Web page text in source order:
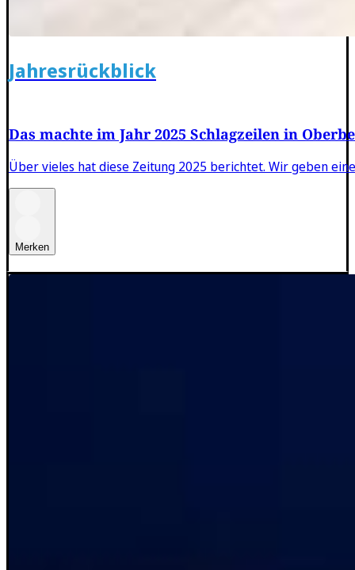
Jahresrückblick
Das machte im Jahr 2025 Schlagzeilen in
Über vieles hat diese Zeitung 2025 berichtet. Wir geben
Merken